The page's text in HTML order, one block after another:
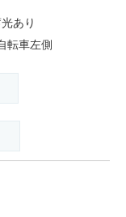
あり
転車左側